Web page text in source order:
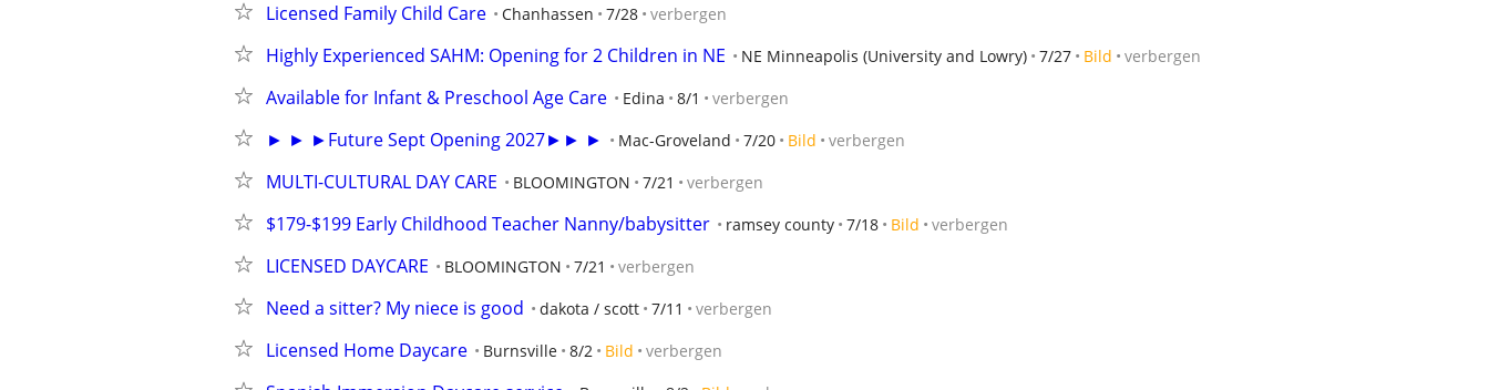
Licensed Family Child Care Chanhassen 7/28 verbergen
Highly Experienced SAHM: Opening for 2 Children in NE NE Minneapolis (University and Lowry) 7/27 Bild verbergen
Available for Infant & Preschool Age Care Edina 8/1 verbergen
► ► ►Future Sept Opening 2027►► ► Mac-Groveland 7/20 Bild verbergen
MULTI-CULTURAL DAY CARE BLOOMINGTON 7/21 verbergen
$179-$199 Early Childhood Teacher Nanny/babysitter ramsey county 7/18 Bild verbergen
LICENSED DAYCARE BLOOMINGTON 7/21 verbergen
Need a sitter? My niece is good dakota / scott 7/11 verbergen
Licensed Home Daycare Burnsville 8/2 Bild verbergen